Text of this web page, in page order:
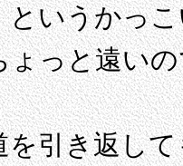
いうかっ
っと遠い
引き返し